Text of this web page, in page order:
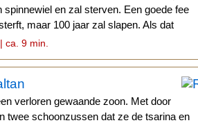
en zal sterven. Een goede fee
maar 100 jaar zal slapen. Als dat
ca. 9 min.
verloren gewaande zoon. Met door
twee schoonzussen dat ze de tsarina en